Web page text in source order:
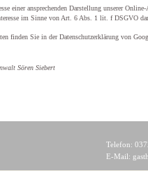
einer ansprechenden Darstellung unserer
im Sinne von Art. 6 Abs. 1 lit. f DSGVO
finden Sie in der Datenschutzerklärung von
Sören Siebert
Telefon:
E-Mail: